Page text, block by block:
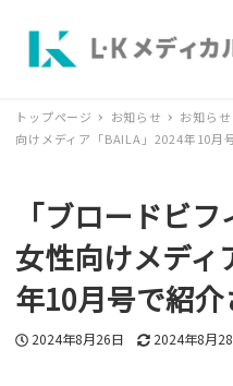
トップページ お知らせ お知らせ
向けメディア「BAILA」2024年10月
「ブロードビ
女性向けメディ
年10月号で紹介
投稿日
2024年8月26日 更新日
2024年8月